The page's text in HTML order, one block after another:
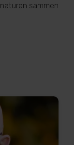
sammen